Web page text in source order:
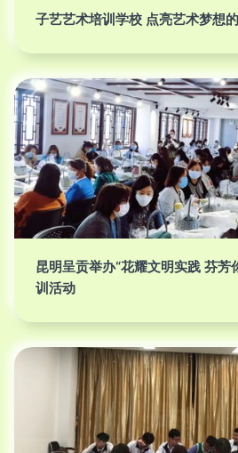
子艺艺术培训学校 点亮艺术梦想
昆明呈贡举办“花耀文明实践 芬芳
训活动